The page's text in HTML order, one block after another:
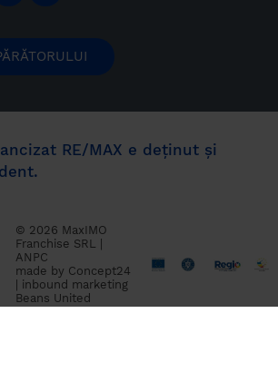
RE/MAX e deținut și
© 2026 MaxIMO
Franchise SRL |
ANPC
made by Concept24
inbound marketing
Beans United